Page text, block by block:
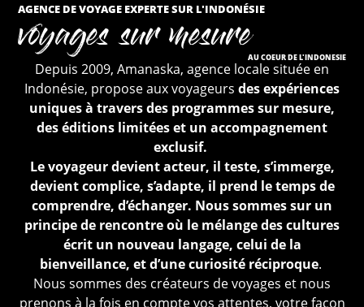
AGENCE DE VOYAGE EXPERTE SUR L'INDONÉSIE
voyages sur mesureAU COEUR DE L'INDONESIE
Depuis 2009, Amanaska, agence locale située en
Indonésie, propose aux voyageurs des expériences
uniques à travers des programmes sur mesure,
des éditions limitées et un accompagnement
exclusif.
Le voyageur devient acteur, il teste, s’immerge,
devient complice, s’adapte, il prend le temps de
comprendre, d’échanger. Nous sommes sur un
principe de rencontre où le mélange des cultures
écrit un nouveau langage, celui de la
bienveillance, et d’une curiosité réciproque.
Nous sommes des créateurs de voyages et nous
prenons à la fois en compte vos attentes, votre façon